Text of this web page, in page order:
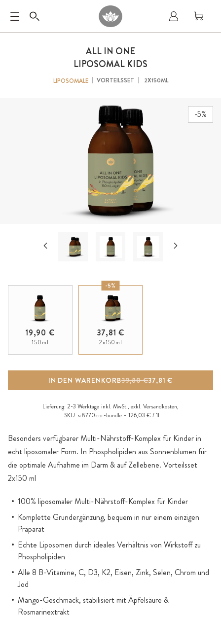
-5%
ALL IN ONE
LIPOSOMAL KIDS
LIPOSOMALE VORTEILSSET 2X150ML
Besonders verfügbarer Multi-Nährstoff-Komplex für Kinder in
echt liposomaler Form. In Phospholipiden aus Sonnenblumen für
die optimale Aufnahme im Darm & auf Zellebene. Vorteilsset
2x150 ml
100% liposomaler Multi-Nährstoff-Komplex für Kinder
Komplette Grundergänzung, bequem in nur einem einzigen
Präparat
Echte Liposomen durch ideales Verhältnis von Wirkstoff zu
Phospholipiden
Alle 8 B-Vitamine, C, D3, K2, Eisen, Zink, Selen, Chrom und
Jod
Mango-Geschmack, stabilisiert mit Äpfelsäure &
Rosmarinextrakt
19,90 €
150ml
-5%
37,81 €
2x150ml
IN DEN WARENKORB 37,81 €
39,80 €
Lieferung: 2-3 Werktage inkl. MwSt., exkl. Versandkosten,
SKU
N 8770CDE-bundle 126,03 € / 1l